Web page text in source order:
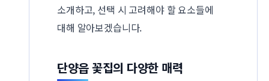
소개하고, 선택 시 고려해야 할 요소들에
대해 알아보겠습니다.
단양읍 꽃집의 다양한 매력